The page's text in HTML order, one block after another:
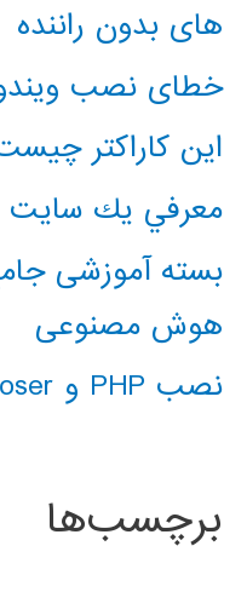
های بدون راننده
خطای نصب
این کاراکتر چیست؟
معرفي يك سايت
بسته آموزشی
هوش مصنوعی
نصب PHP و composer در ویندوز 10
برچسب‌ها